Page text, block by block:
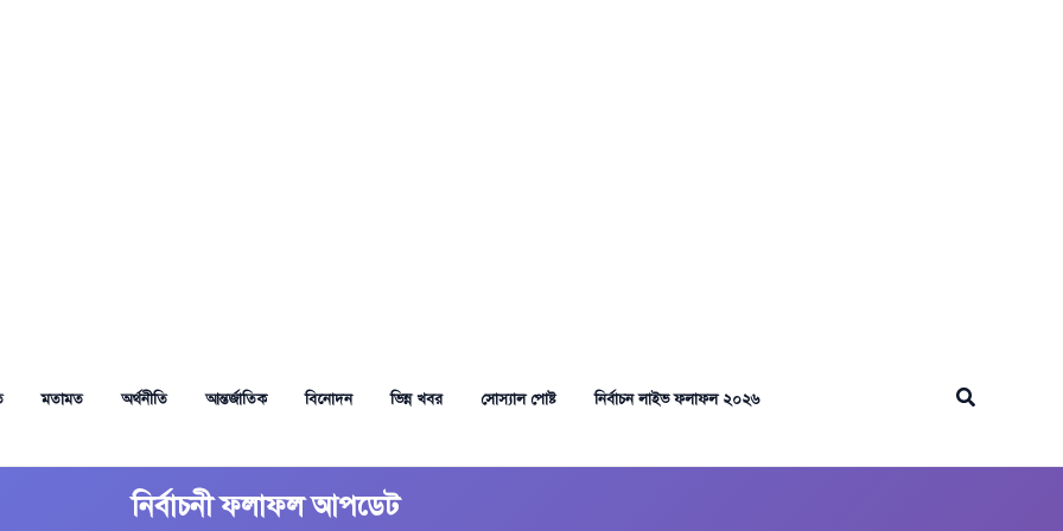
মতামত অর্থনীতি আন্তর্জাতিক বিনোদন ভিন্ন খবর সোস্যাল পোষ্ট নির্বাচন লাইভ ফলাফল ২০২৬ Search
নির্বাচনী ফলাফল আপডেট